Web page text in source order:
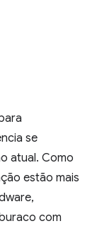
se
atual. Como
estão mais
com